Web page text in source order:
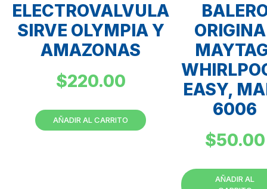
ELECTROVALVULA
SIRVE OLYMPIA Y
AMAZONAS
$220.00
AÑADIR AL CARRITO
EASY,
6006
$50.00
AÑADIR AL